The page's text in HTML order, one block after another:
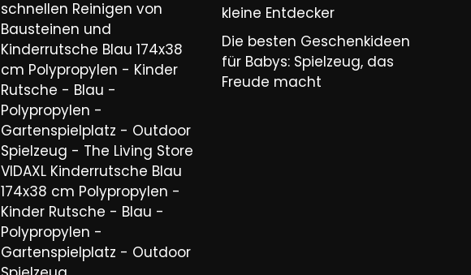
schnellen Reinigen von
Bausteinen und
Kinderrutsche Blau 174x38
cm Polypropylen - Kinder
Rutsche - Blau -
Polypropylen -
Gartenspielplatz - Outdoor
Spielzeug - The Living Store
VIDAXL Kinderrutsche Blau
174x38 cm Polypropylen -
Kinder Rutsche - Blau -
Polypropylen -
Gartenspielplatz - Outdoor
kleine Entdecker
Die besten Geschenkideen
für Babys: Spielzeug, das
Freude macht